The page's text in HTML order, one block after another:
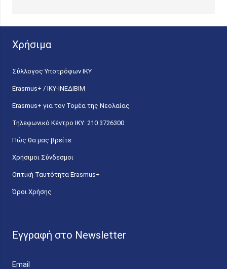
Χρήσιμα
Σύλλογος Υποτρόφων ΙΚΥ
Erasmus+ / ΙΚΥ-ΙΝΕΔΙΒΙΜ
Erasmus+ για τον Τομέα της Νεολαίας
Τηλεφωνικό Κέντρο IKY: 210 3726300
Πώς θα μας βρείτε
Χρήσιμοι Σύνδεσμοι
Οπτική Ταυτότητα Erasmus+
Όροι Χρήσης
Εγγραφή στο Newsletter
Email